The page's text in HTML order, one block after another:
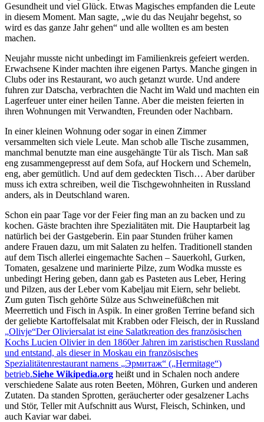
Gesundheit und viel Glück. Etwas Magisches empfanden die Leute
in diesem Moment. Man sagte,
wie du das Neujahr begehst, so
wird es das ganze Jahr gehen
und alle wollten es am besten
machen.
Neujahr musste nicht unbedingt im Familienkreis gefeiert werden.
Erwachsene Kinder machten ihre eigenen Partys. Manche gingen in
Clubs oder ins Restaurant, wo auch getanzt wurde. Und andere
fuhren zur Datscha, verbrachten die Nacht im Wald und machten ein
Lagerfeuer unter einer heilen Tanne. Aber die meisten feierten in
ihren Wohnungen mit Verwandten, Freunden oder Nachbarn.
In einer kleinen Wohnung oder sogar in einen Zimmer
versammelten sich viele Leute. Man schob alle Tische zusammen,
manchmal benutzte man eine ausgehängte Tür als Tisch. Man saß
eng zusammengepresst auf dem Sofa, auf Hockern und Schemeln,
eng, aber gemütlich. Und auf dem gedeckten Tisch… Aber darüber
muss ich extra schreiben, weil die Tischgewohnheiten in Russland
anders, als in Deutschland waren.
Schon ein paar Tage vor der Feier fing man an zu backen und zu
kochen. Gäste brachten ihre Spezialitäten mit. Die Hauptarbeit lag
natürlich bei der Gastgeberin. Ein paar Stunden früher kamen
andere Frauen dazu, um mit Salaten zu helfen. Traditionell standen
auf dem Tisch allerlei eingemachte Sachen – Sauerkohl, Gurken,
Tomaten, gesalzene und marinierte Pilze, zum Wodka musste es
unbedingt Hering geben, dann gab es Pasteten aus Leber, Hering
und Pilzen, aus der Leber vom Kabeljau mit Eiern, sehr beliebt.
Zum guten Tisch gehörte Sülze aus Schweinefüßchen mit
Meerrettich und Fisch in Aspik. In einer großen Terrine befand sich
der geliebte Kartoffelsalat mit Krabben oder Fleisch, der in Russland
Olivje Der Oliviersalat ist eine Salatkreation des französischen
Kochs Lucien Olivier in den 1860er Jahren im zaristischen Russland
und entstand, als dieser in Moskau ein französisches
Spezialitätenrestaurant namens
Эрмитаж ( Hermitage )
betrieb.Siehe Wikipedia.org heißt und in Schalen noch andere
verschiedene Salate aus roten Beeten, Möhren, Gurken und anderen
Zutaten. Da standen Sprotten, geräucherter oder gesalzener Lachs
und Stör, Teller mit Aufschnitt aus Wurst, Fleisch, Schinken, und
auch Kaviar war dabei.